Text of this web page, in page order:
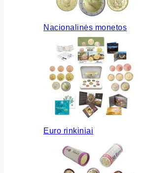
Nacionalinės monetos
Euro rinkiniai